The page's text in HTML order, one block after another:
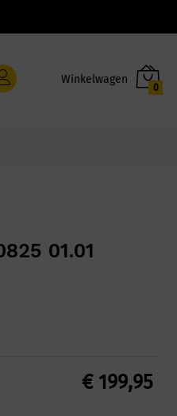
0
01.01
€199,95